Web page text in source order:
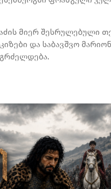
მიერ შესრულებული
და საბავშვო